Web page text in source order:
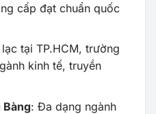
cấp đạt chuẩn quốc
tại TP.HCM, trường
kinh tế, truyền
Bàng: Đa dạng ngành